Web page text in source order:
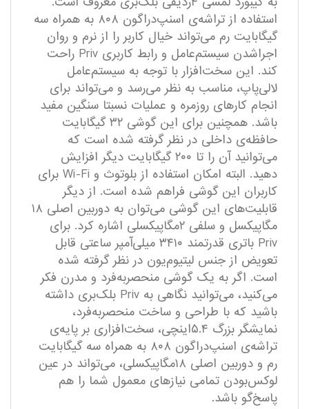
استفاده از تراشه‌‌ی اسنپ‌دراگون ۸۰۸ به همراه سه
گیگابایت رم می‌تواند خیال کاربر را از نرم و روان
اجراشدن سیستم‌عامل و رابط کاربری Priv راحت
کند. این سخت‌افزار با توجه به سیستم‌عامل
لالی‌پاپ، مناسب به نظر می‌رسد و می‌تواند برای
انجام کار‌های روزمره و عملیات نسبتا سنگین مفید
باشد. همچنین برای این گوشی ۳۲ گیگابایت
حافظه‌ی داخلی در نظر گرفته ‌شده است که
می‌توانید آن را تا ۲۰۰ گیگابایت دیگر افزایش
دهید. البته امکان استفاده از بلوتوث و Wi-Fi برای
کاربران این گوشی فراهم ‌شده است. از دیگر
قابلیت‌های این گوشی می‌توان به دوربین اصلی ۱۸
مگاپیکسل و سلفی ۲مگاپیکسلی اشاره کرد. برای
Priv باتری قدرتمند ۳۴۱۰ میلی‌آمپر ساعتی قابل
تعویض از جنس لیتیوم‌یون در نظر گرفته‌ شده
است. اگر به یک گوشی منحصربه‌فرد و مدرن فکر
می‌کنید، می‌توانید نگاهی به Priv بلک‌بری داشته
باشید که با طراحی و ساخت منحصربه‌فرد،
نمایشگر بزرگ ۵.۴اینچی، سخت‌افزاری بر پایه‌ی
تراشه‌ی اسنپ‌دراگون ۸۰۸ به همراه سه گیگابایت
رم و دوربین‌ اصلی ۱۸مگاپیکسلی، می‌تواند در عین
لوکس‌بودن تمامی نیاز‌های معمول شما را هم
پاسخ‌گو باشد.